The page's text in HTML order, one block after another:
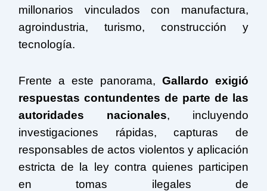
millonarios vinculados con manufactura,
agroindustria, turismo, construcción y
tecnología.
Frente a este panorama, Gallardo exigió
respuestas contundentes de parte de las
autoridades nacionales, incluyendo
investigaciones rápidas, capturas de
responsables de actos violentos y aplicación
estricta de la ley contra quienes participen
en tomas ilegales de